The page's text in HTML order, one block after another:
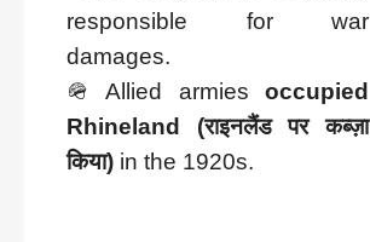
responsible for war
damages.
🪖 Allied armies occupied
Rhineland (राइनलैंड पर कब्ज़ा
किया) in the 1920s.